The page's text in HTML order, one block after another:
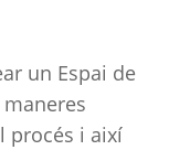
un Espai de
procés i així